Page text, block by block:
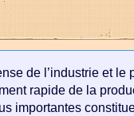
de l’industrie et le
rapide de la
importantes